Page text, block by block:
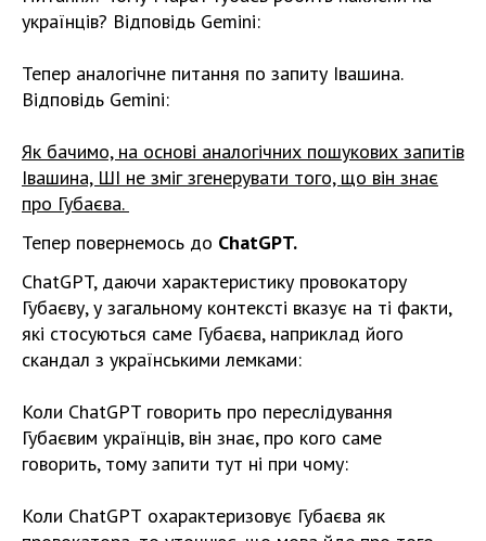
українців? Відповідь Gemini:
Тепер аналогічне питання по запиту Івашина.
Відповідь Gemini:
Як бачимо, на основі аналогічних пошукових запитів
Івашина, ШІ не зміг згенерувати того, що він знає
про Губаєва.
Тепер повернемось до ChatGPT.
ChatGPT, даючи характеристику провокатору
Губаєву, у загальному контексті вказує на ті факти,
які стосуються саме Губаєва, наприклад його
скандал з українськими лемками:
Коли ChatGPT говорить про переслідування
Губаєвим українців, він знає, про кого саме
говорить, тому запити тут ні при чому:
Коли ChatGPT охарактеризовує Губаєва як